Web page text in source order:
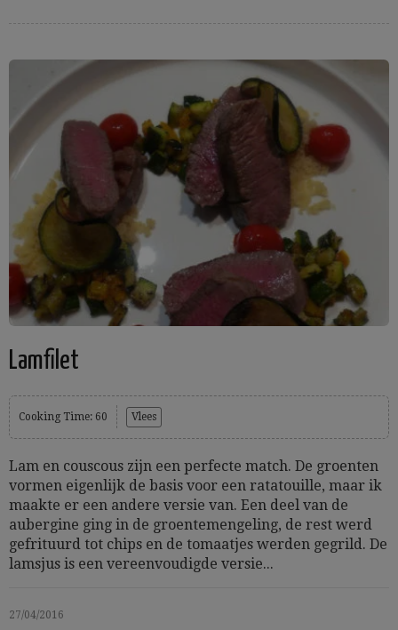
Lamfilet
Cooking Time: 60 Vlees
Lam en couscous zijn een perfecte match. De groenten
vormen eigenlijk de basis voor een ratatouille, maar ik
maakte er een andere versie van. Een deel van de
aubergine ging in de groentemengeling, de rest werd
gefrituurd tot chips en de tomaatjes werden gegrild. De
lamsjus is een vereenvoudigde versie...
27/04/2016